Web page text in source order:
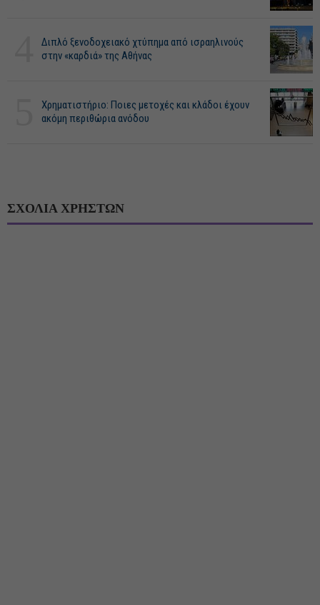
Διπλό ξενοδοχειακό χτύπημα από ισραηλινούς
στην «καρδιά» της Αθήνας
Χρηματιστήριο: Ποιες μετοχές και κλάδοι έχουν
ακόμη περιθώρια ανόδου
ΣΧΟΛΙΑ ΧΡΗΣΤΩΝ